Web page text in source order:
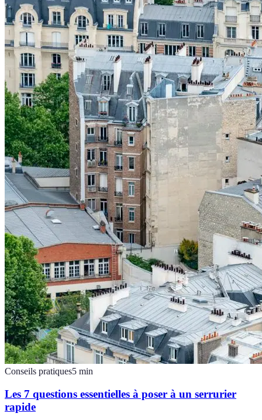
Conseils pratiques5 min
Les 7 questions essentielles à poser à un serrurier
rapide